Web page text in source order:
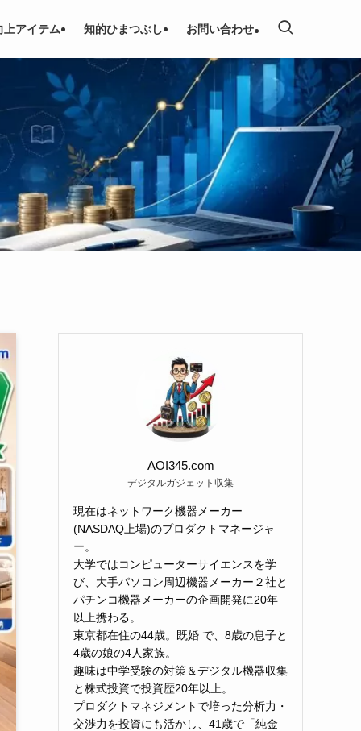
アイテム 知的ひまつぶし お問い合わせ
AOI345.com
デジタルガジェット収集
現在はネットワーク機器メーカー
(NASDAQ上場)のプロダクトマネージャ
ー。
大学ではコンピューターサイエンスを学
び、大手パソコン周辺機器メーカー２社と
パチンコ機器メーカーの企画開発に20年
以上携わる。
東京都在住の44歳。既婚 で、8歳の息子と
4歳の娘の4人家族。
趣味は中学受験の対策＆デジタル機器収集
と株式投資で投資歴20年以上。
プロダクトマネジメントで培った分析力・
交渉力を投資にも活かし、41歳で「純金